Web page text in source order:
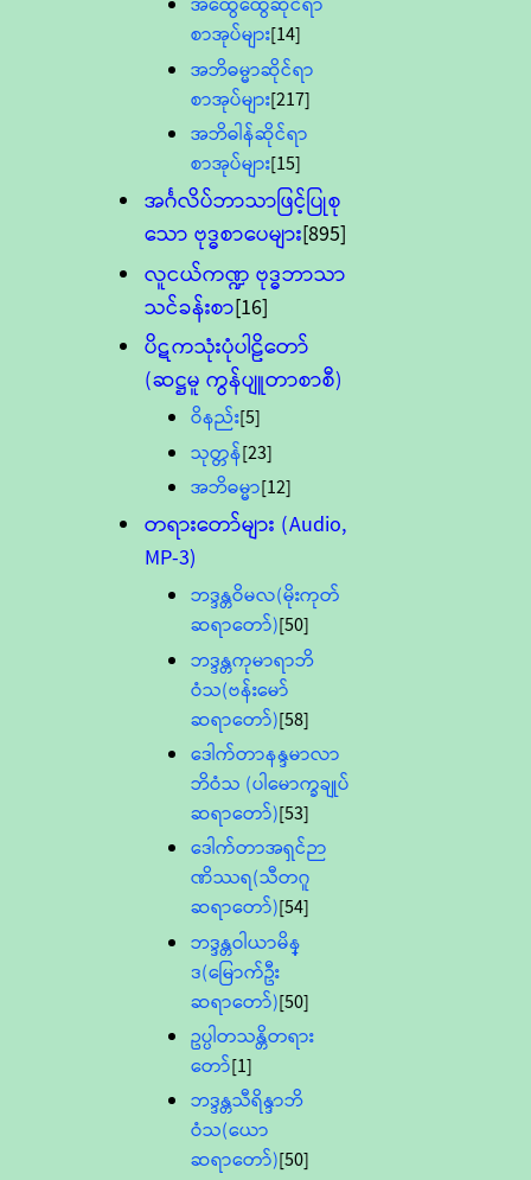
စာအုပ်များ[14]
အဘိဓမ္မာဆိုင်ရာ
စာအုပ်များ[217]
အဘိဓါန်ဆိုင်ရာ
စာအုပ်များ[15]
အင်္ဂလိပ်ဘာသာဖြင့်ပြုစု
သော ဗုဒ္ဓစာပေများ[895]
လူငယ်ကဏ္ဍ ဗုဒ္ဓဘာသာ
သင်ခန်းစာ[16]
ပိဋကသုံးပုံပါဠိတော်
(ဆဋ္ဌမူ ကွန်ပျူတာစာစီ)
ဝိနည်း[5]
သုတ္တန်[23]
အဘိဓမ္မာ[12]
တရားတော်များ (Audio,
MP-3)
ဘဒ္ဒန္တဝိမလ(မိုးကုတ်
ဆရာတော်)[50]
ဘဒ္ဒန္တကုမာရာဘိ
ဝံသ(ဗန်းမော်
ဆရာတော်)[58]
ဒေါက်တာနန္ဒမာလာ
ဘိဝံသ (ပါမောက္ခချုပ်
ဆရာတော်)[53]
ဒေါက်တာအရှင်ဉာ
ဏိဿရ(သီတဂူ
ဆရာတော်)[54]
ဘဒ္ဒန္တဝါယာမိန္
ဒ(မြောက်ဦး
ဆရာတော်)[50]
ဥပ္ပါတသန္တိတရား
တော်[1]
ဘဒ္ဒန္တသီရိန္ဒာဘိ
ဝံသ(ယော
ဆရာတော်)[50]